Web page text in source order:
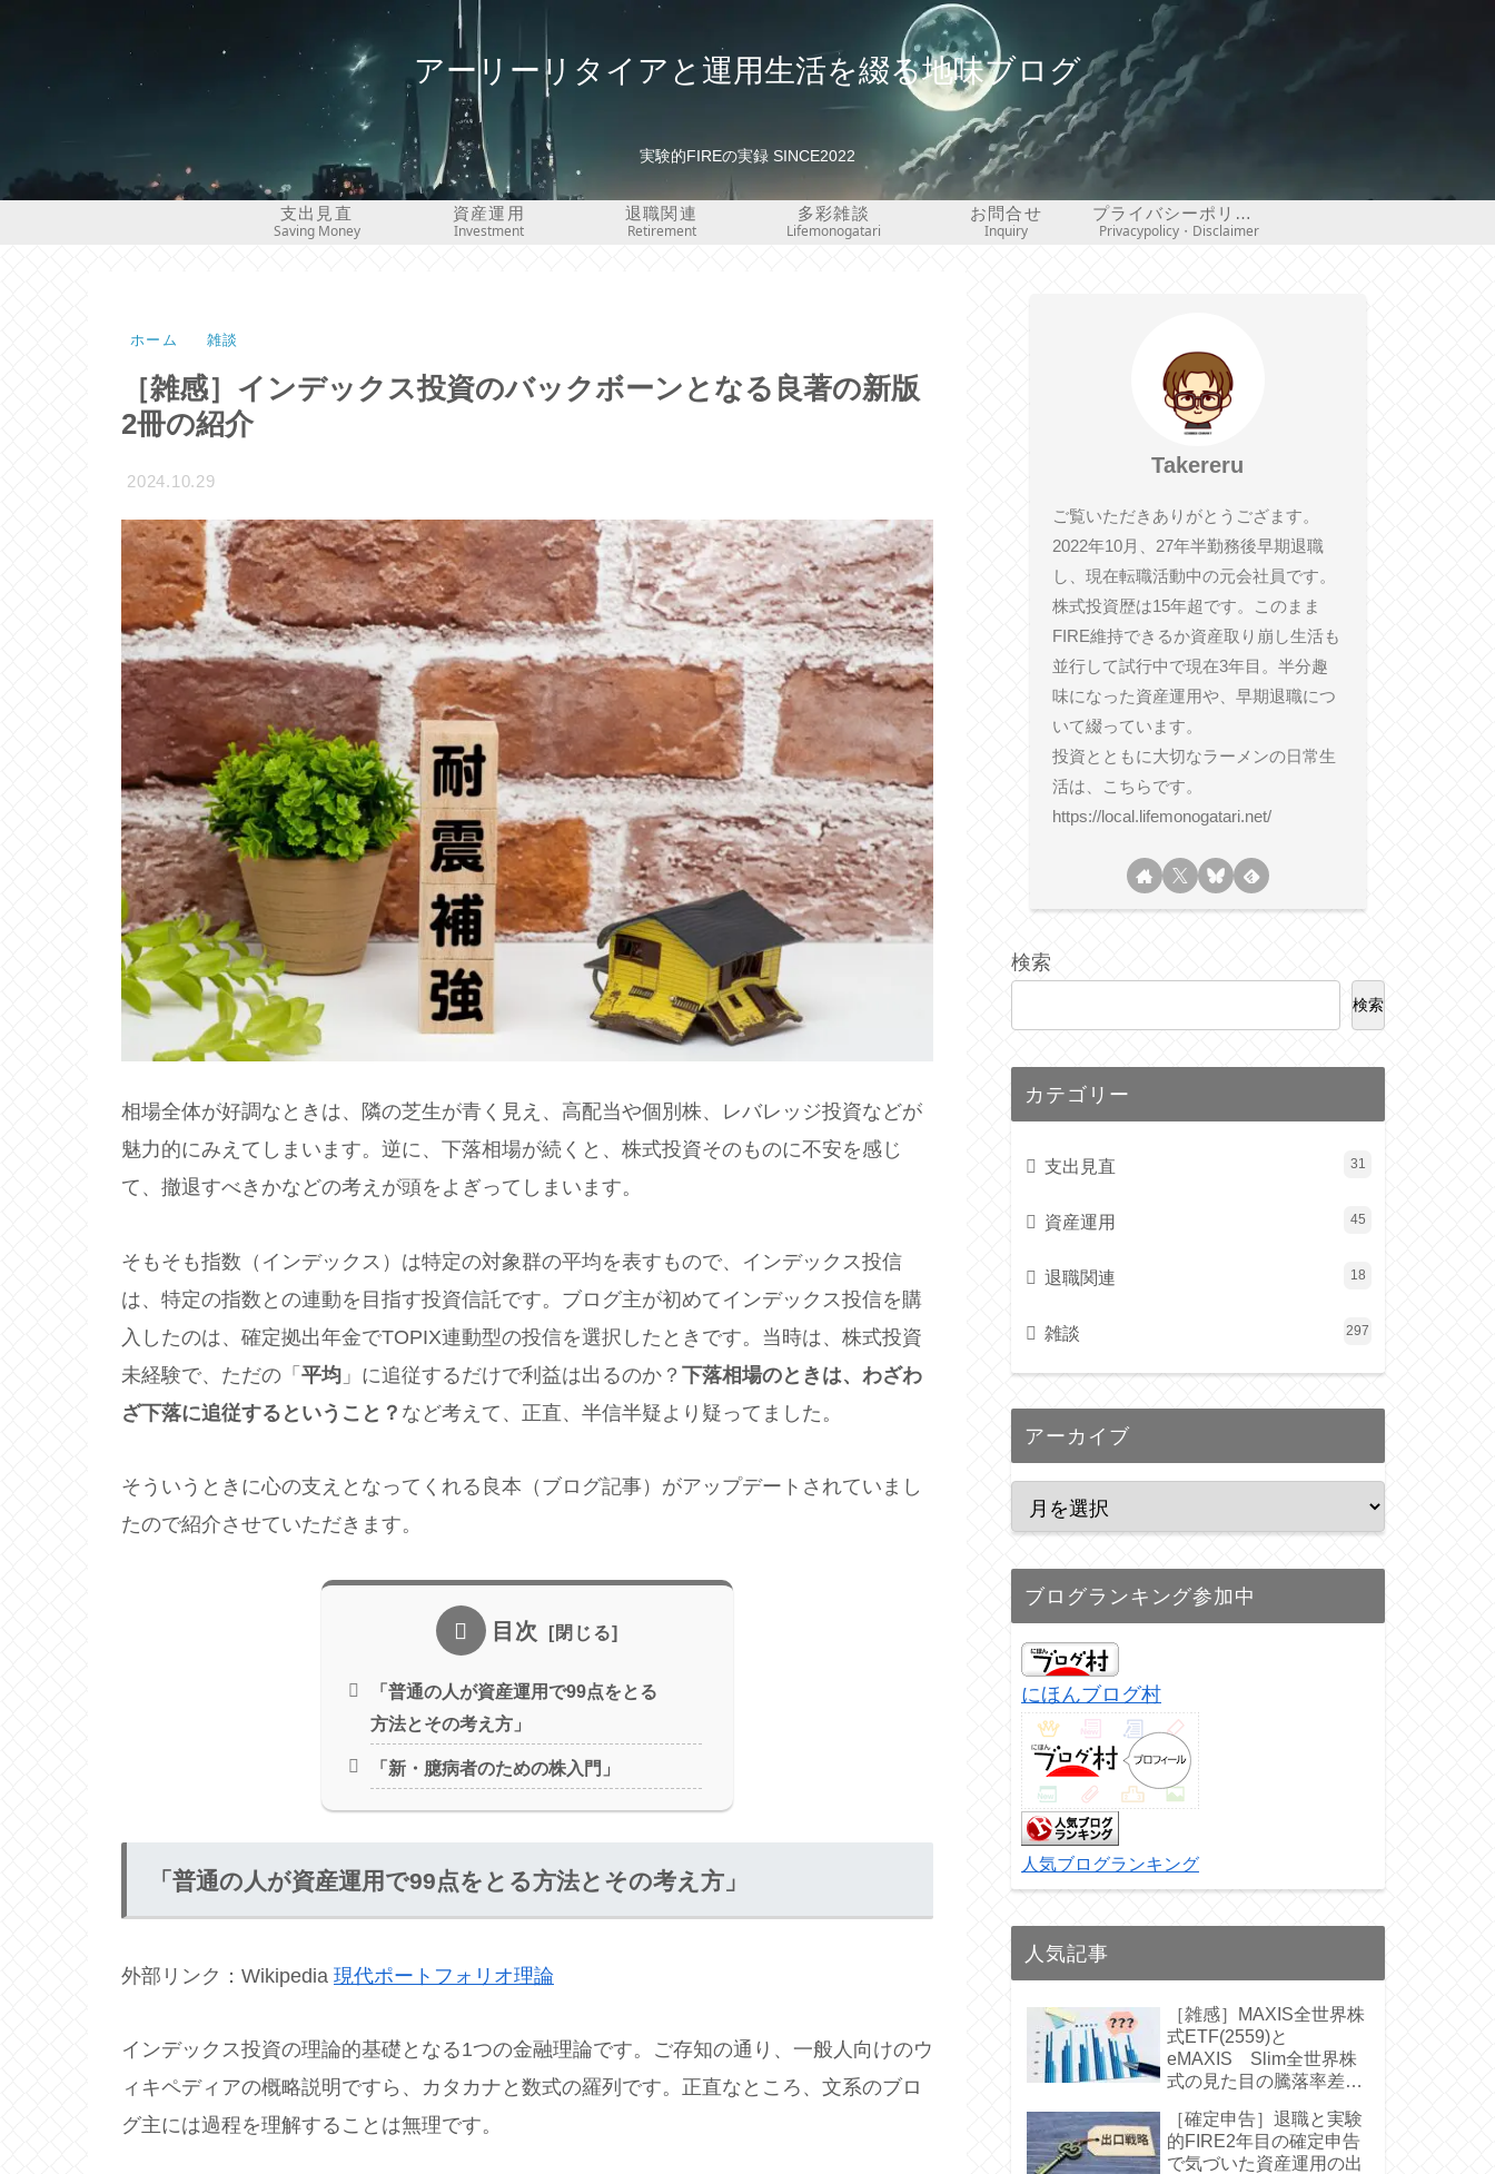
アーリーリタイアと運用生活を綴る地味ブログ
実験的FIREの実録 SINCE2022
支出見直
Saving Money
資産運用
Investment
退職関連
Retirement
多彩雑談
Lifemonogatari
お問合せ
Inquiry
プライバシーポリシー・免責事項
Privacypolicy・Disclaimer
ホーム 雑談
［雑感］インデックス投資のバックボーンとなる良著の新版
2冊の紹介
2024.10.29
相場全体が好調なときは、隣の芝生が青く見え、高配当や個別株、レバレッジ投資などが
魅力的にみえてしまいます。逆に、下落相場が続くと、株式投資そのものに不安を感じ
て、撤退すべきかなどの考えが頭をよぎってしまいます。
そもそも指数（インデックス）は特定の対象群の平均を表すもので、インデックス投信
は、特定の指数との連動を目指す投資信託です。ブログ主が初めてインデックス投信を購
入したのは、確定拠出年金でTOPIX連動型の投信を選択したときです。当時は、株式投資
未経験で、ただの「 平均 」に追従するだけで利益は出るのか？ 下落相場のときは、わざわ
ざ下落に追従するということ？ など考えて、正直、半信半疑より疑ってました。
そういうときに心の支えとなってくれる良本（ブログ記事）がアップデートされていまし
たので紹介させていただきます。
目次
「普通の人が資産運用で99点をとる
方法とその考え方」
「新・臆病者のための株入門」
「普通の人が資産運用で99点をとる方法とその考え方」
外部リンク：Wikipedia 現代ポートフォリオ理論
インデックス投資の理論的基礎となる1つの金融理論です。ご存知の通り、一般人向けのウ
ィキペディアの概略説明ですら、カタカナと数式の羅列です。正直なところ、文系のブロ
グ主には過程を理解することは無理です。
Takereru
ご覧いただきありがとうござます。
2022年10月、27年半勤務後早期退職
し、現在転職活動中の元会社員です。
株式投資歴は15年超です。このまま
FIRE維持できるか資産取り崩し生活も
並行して試行中で現在3年目。半分趣
味になった資産運用や、早期退職につ
いて綴っています。
投資とともに大切なラーメンの日常生
活は、こちらです。
https://local.lifemonogatari.net/
検索
検索
カテゴリー
支出見直 31
資産運用 45
退職関連 18
雑談 297
アーカイブ
ブログランキング参加中
にほんブログ村
人気ブログランキング
人気記事
［雑感］MAXIS全世界株
式ETF(2559)と
eMAXIS Slim全世界株
式の見た目の騰落率差に
［確定申告］退職と実験
的FIRE2年目の確定申告
で気づいた資産運用の出